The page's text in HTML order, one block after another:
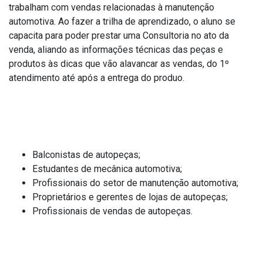
trabalham com vendas relacionadas à manutenção
automotiva. Ao fazer a trilha de aprendizado, o aluno se
capacita para poder prestar uma Consultoria no ato da
venda, aliando as informações técnicas das peças e
produtos às dicas que vão alavancar as vendas, do 1º
atendimento até após a entrega do produo.
Balconistas de autopeças;
Estudantes de mecânica automotiva;
Profissionais do setor de manutenção automotiva;
Proprietários e gerentes de lojas de autopeças;
Profissionais de vendas de autopeças.